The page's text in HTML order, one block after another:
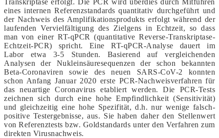
Transkriptase erfolgt. Die PCR wird überdies durch Mitführen
eines internen Referenzstandards quantitativ durchgeführt und
der Nachweis des Amplifikationsprodukts erfolgt während der
laufenden Vervielfältigung des Zielgens in Echtzeit, so dass
man von einer RT-qPCR (quantitative Reverse-Transkriptase-
Echtzeit-PCR) spricht. Eine RT-qPCR-Analyse dauert im
Labor etwa 3-5 Stunden. Basierend auf vergleichenden
Analysen der Nukleinsäuresequenzen der schon bekannten
Beta-Coronaviren sowie des neuen SARS-CoV-2 konnten
schon Anfang Januar 2020 erste PCR-Nachweisverfahren für
das neuartige Coronavirus etabliert werden. Die PCR-Tests
zeichnen sich durch eine hohe Empfindlichkeit (Sensitivität)
und gleichzeitig eine hohe Spezifität, d.h. nur wenige falsch-
positive Testergebnisse, aus. Sie haben daher den Stellenwert
von Referenztests bzw. Goldstandards unter den Verfahren zum
direkten Virusnachweis.